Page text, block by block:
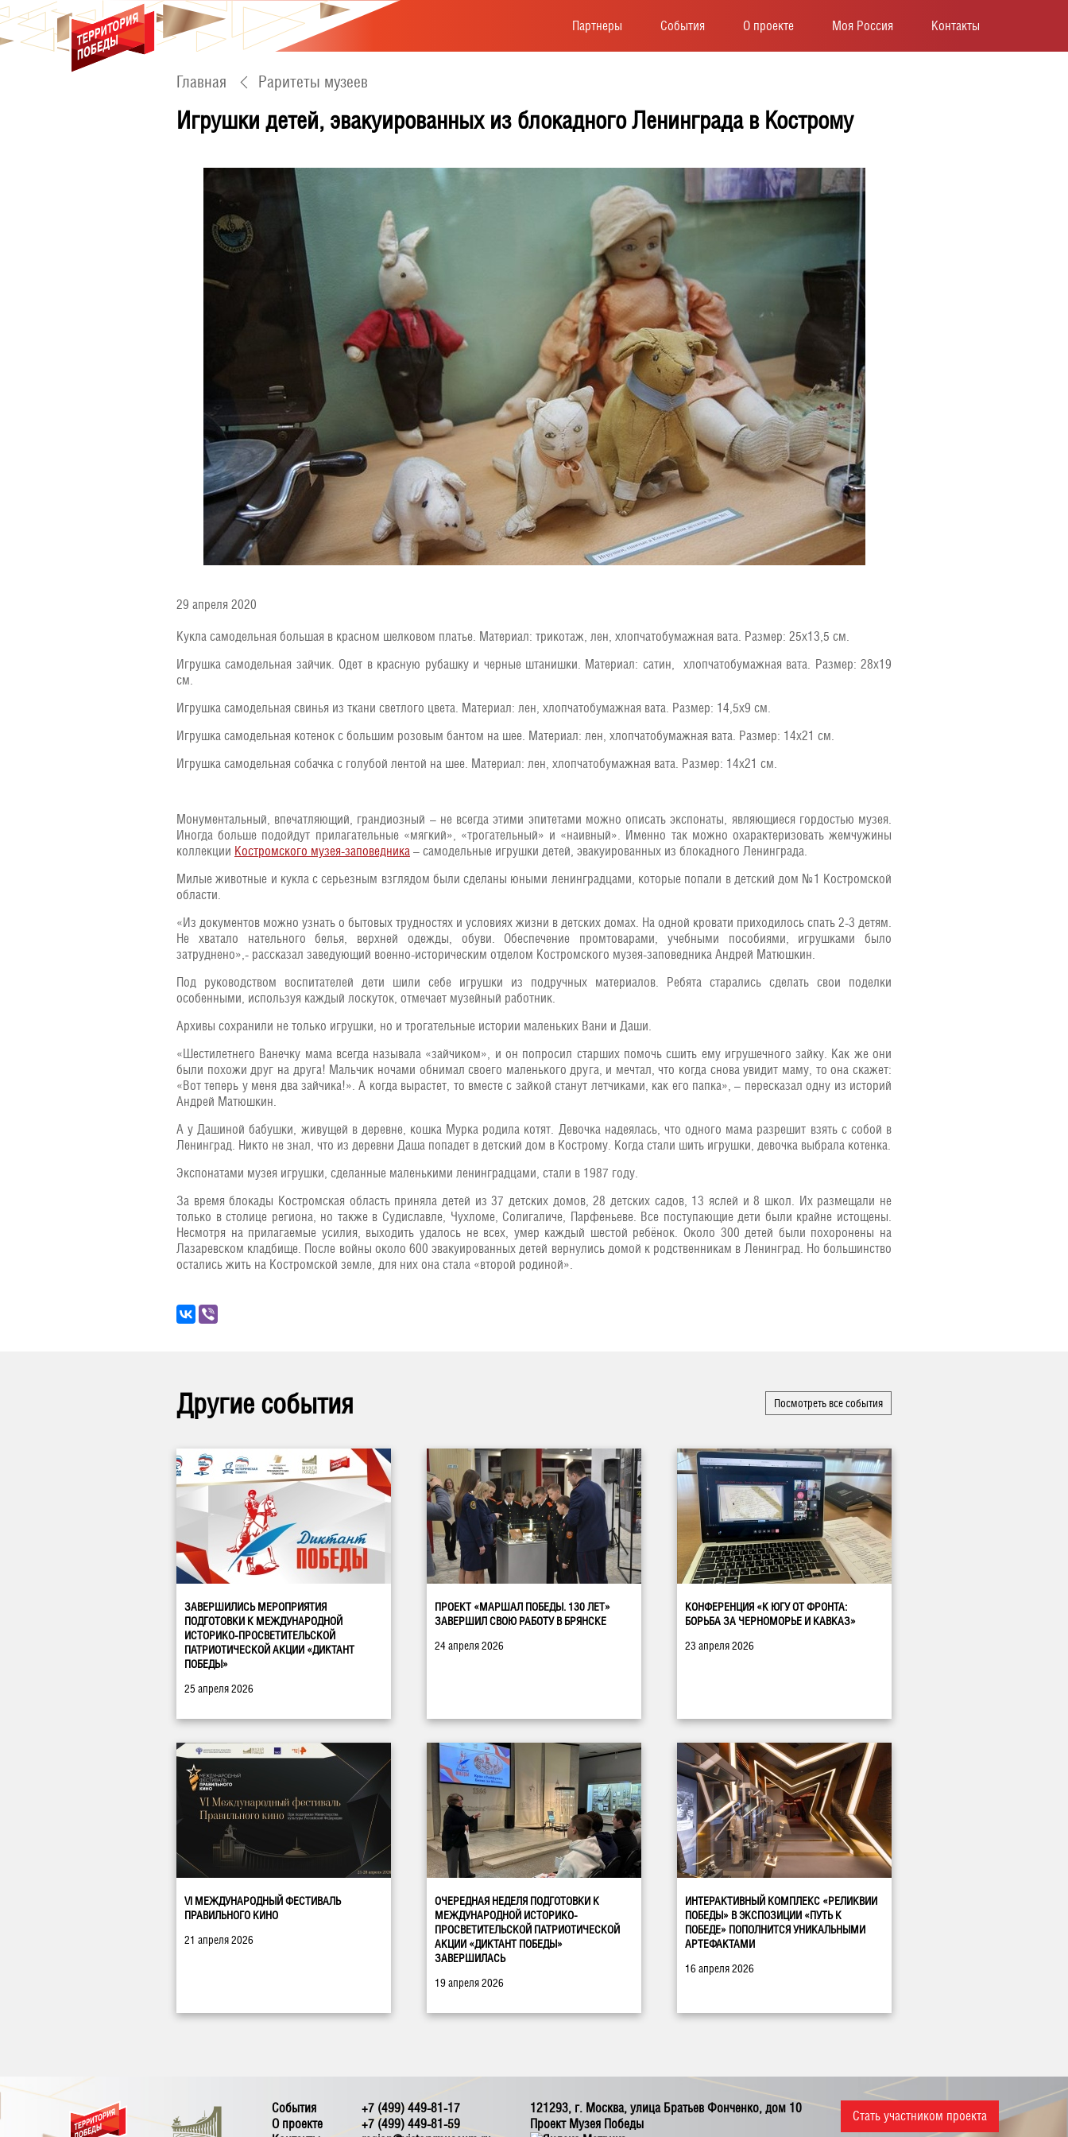
Партнеры События О проекте Моя Россия Контакты
Главная Раритеты музеев
Игрушки детей, эвакуированных из блокадного Ленинграда в Кострому
29 апреля 2020
Кукла самодельная большая в красном шелковом платье. Материал: трикотаж, лен, хлопчатобумажная вата. Размер: 25х13,5 см.
Игрушка самодельная зайчик. Одет в красную рубашку и черные штанишки. Материал: сатин, хлопчатобумажная вата. Размер: 28х19
см.
Игрушка самодельная свинья из ткани светлого цвета. Материал: лен, хлопчатобумажная вата. Размер: 14,5х9 см.
Игрушка самодельная котенок с большим розовым бантом на шее. Материал: лен, хлопчатобумажная вата. Размер: 14х21 см.
Игрушка самодельная собачка с голубой лентой на шее. Материал: лен, хлопчатобумажная вата. Размер: 14х21 см.
Монументальный, впечатляющий, грандиозный – не всегда этими эпитетами можно описать экспонаты, являющиеся гордостью музея.
Иногда больше подойдут прилагательные «мягкий», «трогательный» и «наивный». Именно так можно охарактеризовать жемчужины
коллекции Костромского музея-заповедника – самодельные игрушки детей, эвакуированных из блокадного Ленинграда.
Милые животные и кукла с серьезным взглядом были сделаны юными ленинградцами, которые попали в детский дом №1 Костромской
области.
«Из документов можно узнать о бытовых трудностях и условиях жизни в детских домах. На одной кровати приходилось спать 2-3 детям.
Не хватало нательного белья, верхней одежды, обуви. Обеспечение промтоварами, учебными пособиями, игрушками было
затруднено»,- рассказал заведующий военно-историческим отделом Костромского музея-заповедника Андрей Матюшкин.
Под руководством воспитателей дети шили себе игрушки из подручных материалов. Ребята старались сделать свои поделки
особенными, используя каждый лоскуток, отмечает музейный работник.
Архивы сохранили не только игрушки, но и трогательные истории маленьких Вани и Даши.
«Шестилетнего Ванечку мама всегда называла «зайчиком», и он попросил старших помочь сшить ему игрушечного зайку. Как же они
были похожи друг на друга! Мальчик ночами обнимал своего маленького друга, и мечтал, что когда снова увидит маму, то она скажет:
«Вот теперь у меня два зайчика!». А когда вырастет, то вместе с зайкой станут летчиками, как его папка», – пересказал одну из историй
Андрей Матюшкин.
А у Дашиной бабушки, живущей в деревне, кошка Мурка родила котят. Девочка надеялась, что одного мама разрешит взять с собой в
Ленинград. Никто не знал, что из деревни Даша попадет в детский дом в Кострому. Когда стали шить игрушки, девочка выбрала котенка.
Экспонатами музея игрушки, сделанные маленькими ленинградцами, стали в 1987 году.
За время блокады Костромская область приняла детей из 37 детских домов, 28 детских садов, 13 яслей и 8 школ. Их размещали не
только в столице региона, но также в Судиславле, Чухломе, Солигаличе, Парфеньеве. Все поступающие дети были крайне истощены.
Несмотря на прилагаемые усилия, выходить удалось не всех, умер каждый шестой ребёнок. Около 300 детей были похоронены на
Лазаревском кладбище. После войны около 600 эвакуированных детей вернулись домой к родственникам в Ленинград. Но большинство
остались жить на Костромской земле, для них она стала «второй родиной».
Другие события Посмотреть все события
ЗАВЕРШИЛИСЬ МЕРОПРИЯТИЯ
ПОДГОТОВКИ К МЕЖДУНАРОДНОЙ
ИСТОРИКО-ПРОСВЕТИТЕЛЬСКОЙ
ПАТРИОТИЧЕСКОЙ АКЦИИ «ДИКТАНТ
ПОБЕДЫ»
25 апреля 2026
ПРОЕКТ «МАРШАЛ ПОБЕДЫ. 130 ЛЕТ»
ЗАВЕРШИЛ СВОЮ РАБОТУ В БРЯНСКЕ
24 апреля 2026
КОНФЕРЕНЦИЯ «К ЮГУ ОТ ФРОНТА:
БОРЬБА ЗА ЧЕРНОМОРЬЕ И КАВКАЗ»
23 апреля 2026
VI МЕЖДУНАРОДНЫЙ ФЕСТИВАЛЬ
ПРАВИЛЬНОГО КИНО
21 апреля 2026
ОЧЕРЕДНАЯ НЕДЕЛЯ ПОДГОТОВКИ К
МЕЖДУНАРОДНОЙ ИСТОРИКО-
ПРОСВЕТИТЕЛЬСКОЙ ПАТРИОТИЧЕСКОЙ
АКЦИИ «ДИКТАНТ ПОБЕДЫ»
ЗАВЕРШИЛАСЬ
19 апреля 2026
ИНТЕРАКТИВНЫЙ КОМПЛЕКС «РЕЛИКВИИ
ПОБЕДЫ» В ЭКСПОЗИЦИИ «ПУТЬ К
ПОБЕДЕ» ПОПОЛНИТСЯ УНИКАЛЬНЫМИ
АРТЕФАКТАМИ
16 апреля 2026
События
О проекте
+7 (499) 449-81-17
+7 (499) 449-81-59
121293, г. Москва, улица Братьев Фонченко, дом 10
Проект Музея Победы
Стать участником проекта